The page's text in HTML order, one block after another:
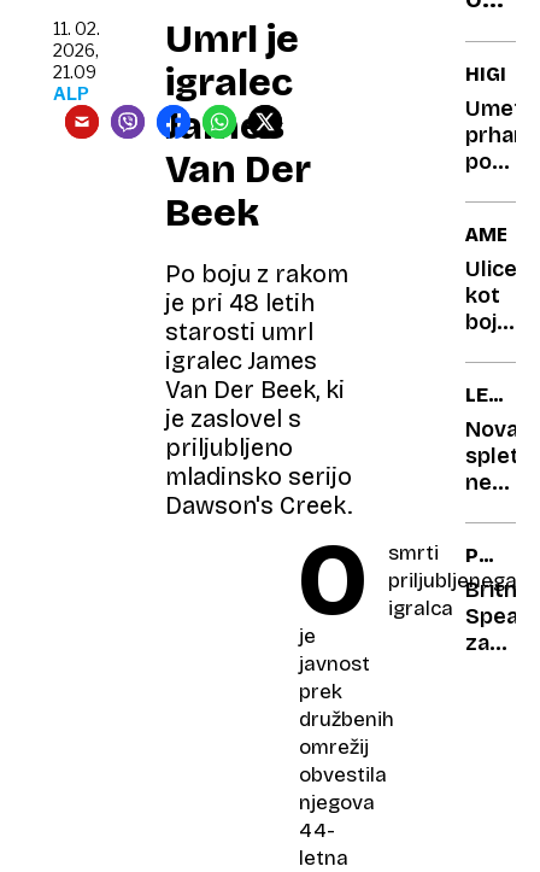
Umrl je
igralec
James
Van Der
Beek
Po boju z rakom
je pri 48 letih
starosti umrl
igralec James
Van Der Beek, ki
je zaslovel s
priljubljeno
mladinsko serijo
Dawson's Creek.
11. 02.
2026,
21.09
ALP
O
smrti
priljubljenega
igralca
je
javnost
prek
družbenih
omrežij
obvestila
njegova
44-
letna
svetu
je
po
ko
manj
več
zdravo
Ulice
kot
bojišče
pa
orožje
in
državi
Nova
na
tiktoku
na
POP
Spears
za